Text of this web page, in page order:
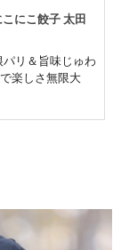
にこ餃子 太田
リ＆旨味じゅわ
楽しさ無限大